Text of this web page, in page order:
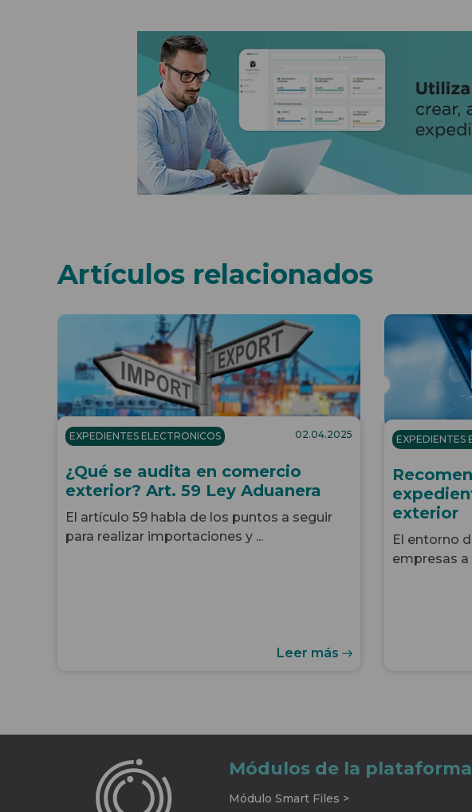
Artículos relacionados
EXPEDIENTES ELECTRONICOS 02.04.2025
¿Qué se audita en comercio
exterior? Art. 59 Ley Aduanera
El artículo 59 habla de los puntos a seguir
para realizar importaciones y ...
Leer más
EXPEDIENTES
exterior
El entorno
empresas a
Módulos de la plataforma
Módulo Smart Files >